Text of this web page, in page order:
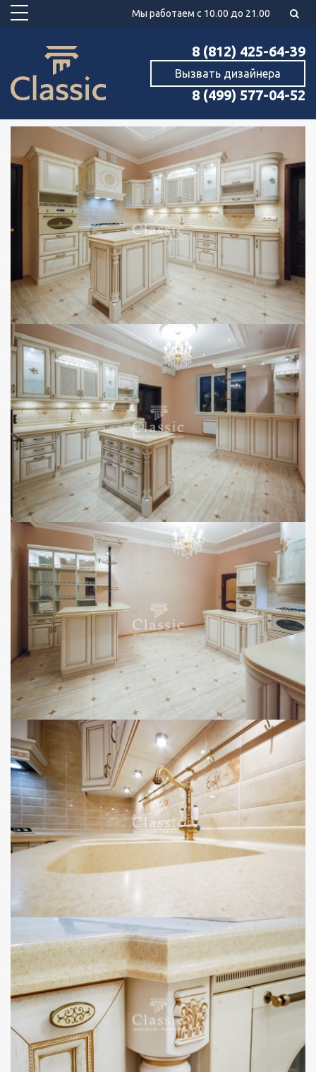
Мы работаем с 10.00 до 21.00
8 (812) 425-64-39
Вызвать дизайнера
8 (499) 577-04-52